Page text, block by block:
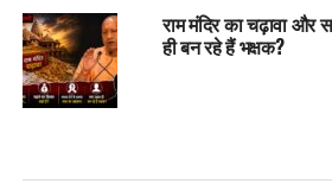
राम मंदिर का चढ़ावा और
ही बन रहे हैं भक्षक?